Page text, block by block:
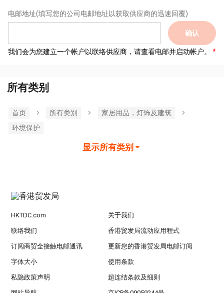
电邮地址(填写您的公司电邮地址以获取供应商的迅速回覆)
确认
我们会为您建立一个帐户以联络供应商，请查看电邮并启动帐户。
所有类别
首页 所有类別
家居用品，灯饰及建筑
环境保护
显示所有类别
HKTDC.com 关于我们
联络我们 香港贸发局流动应用程式
订阅商贸全接触电邮通讯 更新您的香港贸发局电邮订阅
字体大小 使用条款
私隐政策声明 超连结条款及细则